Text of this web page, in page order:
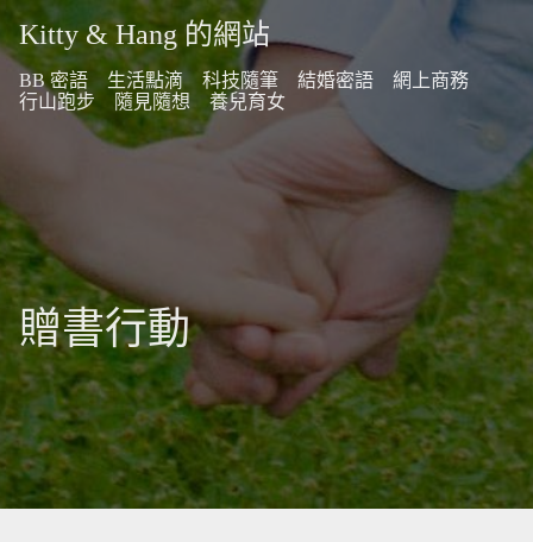
Kitty & Hang 的網站
BB 密語 生活點滴 科技隨筆 結婚密語
網上商務
行山跑步
隨見隨想 養兒育女
贈書行動